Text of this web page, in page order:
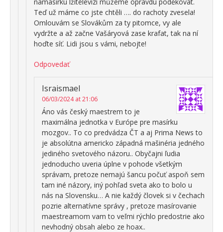
Teď už máme co jste chtěli …. do rachoty zvesela!
Omlouvám se Slovákům za ty pitomce, vy ale
vydržte a až začne Vašáryová zase krafat, tak na ní
hoďte síť. Lidi jsou s vámi, nebojte!
Odpovedať
Israismael
06/03/2024 at 21:06
Áno vás český maestrem to je
maximálna jednotka v Európe pre masírku
mozgov.. To co predvádza ČT a aj Prima News to
je absolútna americko západná mašinéria jedného
jediného svetového názoru.. Obyčajni ľudia
jednoducho uveria úplne v pohode všetkým
správam, pretoze nemajú šancu počuť aspoň sem
tam iné názory, iný pohľad sveta ako to bolo u
nás na Slovensku… A nie každý človek si v čechach
pozrie alternatívne správy , pretoze masírovanie
maestreamom vam to veľmi rýchlo predostrie ako
nevhodný obsah alebo ze hoax..